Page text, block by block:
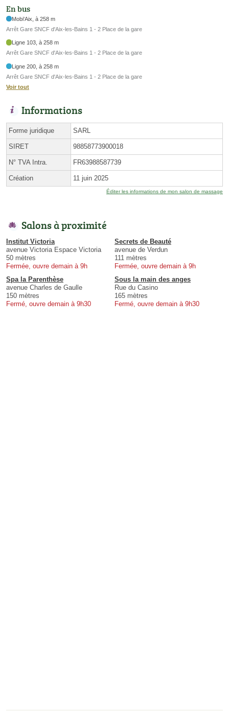
En bus
Mobi'Aix, à 258 m
Arrêt Gare SNCF d'Aix-les-Bains 1 - 2 Place de la gare
Ligne 103, à 258 m
Arrêt Gare SNCF d'Aix-les-Bains 1 - 2 Place de la gare
Ligne 200, à 258 m
Arrêt Gare SNCF d'Aix-les-Bains 1 - 2 Place de la gare
Voir tout
Informations
Forme juridique SARL
SIRET 98858773900018
N° TVA Intra. FR63988587739
Création 11 juin 2025
Éditer les informations de mon salon de massage
Salons à proximité
Institut Victoria
avenue Victoria Espace Victoria
50 mètres
Fermée, ouvre demain à 9h
Secrets de Beauté
avenue de Verdun
111 mètres
Fermée, ouvre demain à 9h
Spa la Parenthèse
avenue Charles de Gaulle
150 mètres
Fermé, ouvre demain à 9h30
Sous la main des anges
Rue du Casino
165 mètres
Fermé, ouvre demain à 9h30